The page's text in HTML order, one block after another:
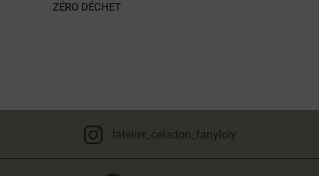
ZÉRO DÉCHET
latelier_celadon_fanyloly